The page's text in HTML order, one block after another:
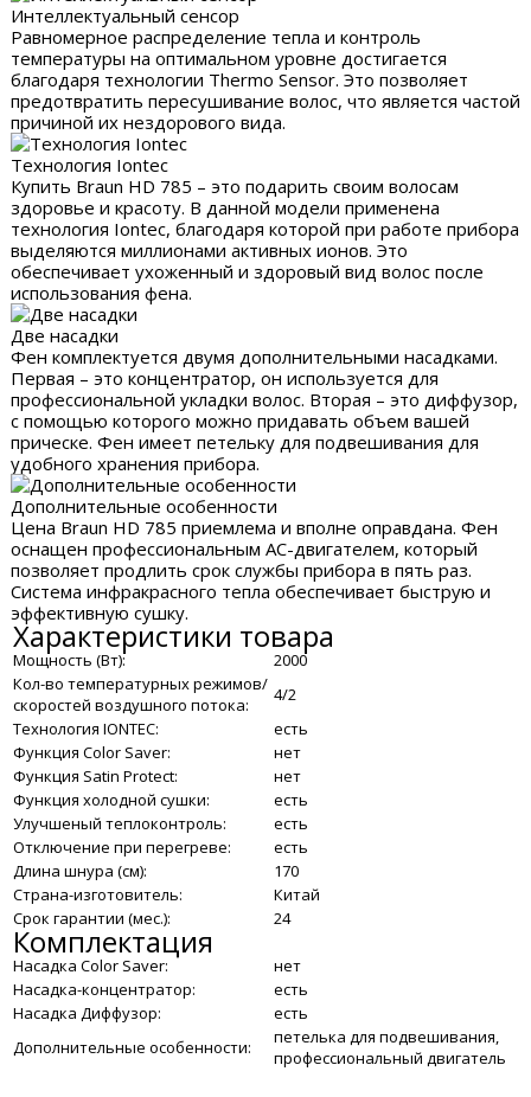
Интеллектуальный сенсор
Равномерное распределение тепла и контроль
температуры на оптимальном уровне достигается
благодаря технологии Thermo Sensor. Это позволяет
предотвратить пересушивание волос, что является частой
причиной их нездорового вида.
Технология Iontec
Купить Braun HD 785 – это подарить своим волосам
здоровье и красоту. В данной модели применена
технология Iontec, благодаря которой при работе прибора
выделяются миллионами активных ионов. Это
обеспечивает ухоженный и здоровый вид волос после
использования фена.
Две насадки
Фен комплектуется двумя дополнительными насадками.
Первая – это концентратор, он используется для
профессиональной укладки волос. Вторая – это диффузор,
с помощью которого можно придавать объем вашей
прическе. Фен имеет петельку для подвешивания для
удобного хранения прибора.
Дополнительные особенности
Цена Braun HD 785 приемлема и вполне оправдана. Фен
оснащен профессиональным AC-двигателем, который
позволяет продлить срок службы прибора в пять раз.
Система инфракрасного тепла обеспечивает быструю и
эффективную сушку.
Характеристики товара
Мощность (Вт):
2000
Кол-во температурных режимов/
скоростей воздушного потока:
4/2
Технология IONTEC:
есть
Функция Color Saver:
нет
Функция Satin Protect:
нет
Функция холодной сушки:
есть
Улучшеный теплоконтроль:
есть
Отключение при перегреве:
есть
Длина шнура (см):
170
Страна-изготовитель:
Китай
Срок гарантии (мес.):
24
Комплектация
Насадка Color Saver:
нет
Насадка-концентратор:
есть
Насадка Диффузор:
есть
Дополнительные особенности:
петелька для подвешивания,
профессиональный двигатель